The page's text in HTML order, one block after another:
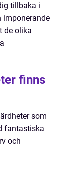
tillbaka i
imponerande
de olika
finns
som
fantastiska
och